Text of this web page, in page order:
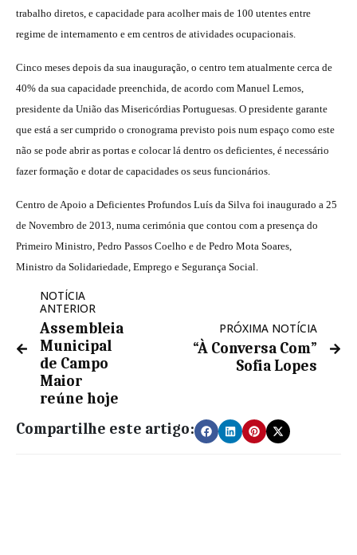
trabalho diretos, e capacidade para acolher mais de 100 utentes entre
regime de internamento e em centros de atividades ocupacionais.
Cinco meses depois da sua inauguração, o centro tem atualmente cerca de
40% da sua capacidade preenchida, de acordo com Manuel Lemos,
presidente da União das Misericórdias Portuguesas. O presidente garante
que está a ser cumprido o cronograma previsto pois num espaço como este
não se pode abrir as portas e colocar lá dentro os deficientes, é necessário
fazer formação e dotar de capacidades os seus funcionários.
Centro de Apoio a Deficientes Profundos Luís da Silva foi inaugurado a 25
de Novembro de 2013, numa cerimónia que contou com a presença do
Primeiro Ministro, Pedro Passos Coelho e de Pedro Mota Soares,
Ministro da Solidariedade, Emprego e Segurança Social.
NOTÍCIA
ANTERIOR
Assembleia
Municipal
de Campo
Maior
reúne hoje
PRÓXIMA NOTÍCIA
“À Conversa Com”
Sofia Lopes
Compartilhe este artigo: